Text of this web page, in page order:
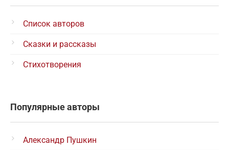
Список авторов
Сказки и рассказы
Стихотворения
Популярные авторы
Александр Пушкин